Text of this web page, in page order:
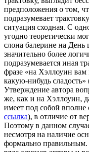
предположения о том,
подразумевает
ситуация сходная. С
угодно теоретически
слона балерине на
значительно более
подразумевается иная
фразе «на Хэллоуин
какую-нибудь
Утверждение автора
же, как и на Хэллоуин,
имеет под собой
ссылка), в отличие от
Поэтому в данном
несмотря на наличие
формально правильным.